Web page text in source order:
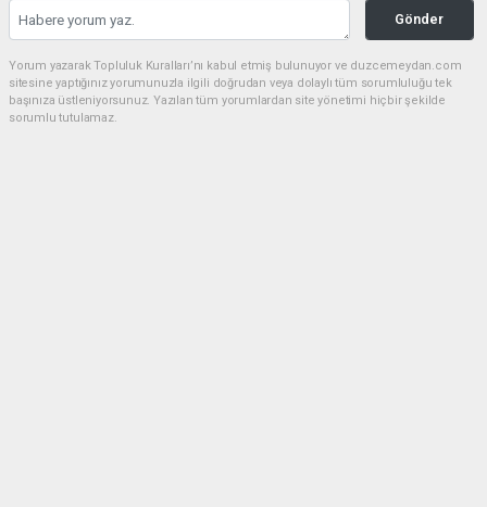
Gönder
Yorum yazarak Topluluk Kuralları’nı kabul etmiş bulunuyor ve duzcemeydan.com
sitesine yaptığınız yorumunuzla ilgili doğrudan veya dolaylı tüm sorumluluğu tek
başınıza üstleniyorsunuz. Yazılan tüm yorumlardan site yönetimi hiçbir şekilde
sorumlu tutulamaz.